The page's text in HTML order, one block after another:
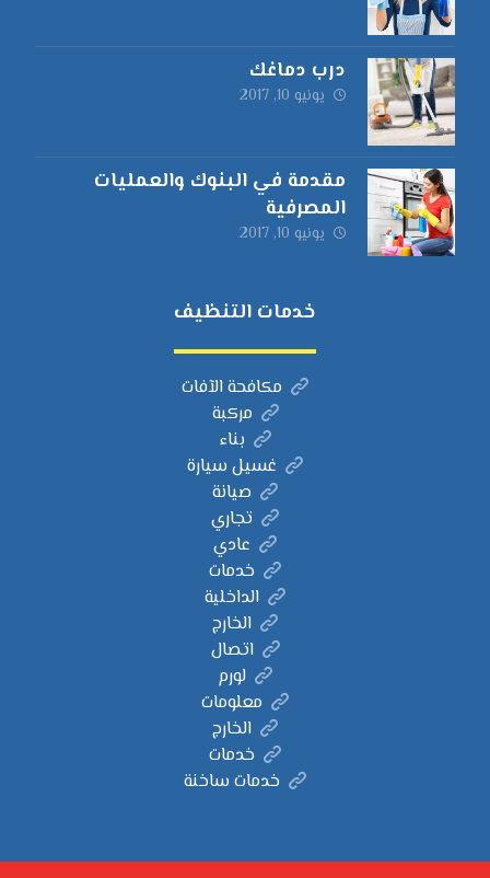
درب دماغك
يونيو 10, 2017
مقدمة في البنوك والعمليات
المصرفية
يونيو 10, 2017
خدمات التنظيف
مكافحة الآفات
مركبة
بناء
غسيل سيارة
صيانة
تجاري
عادي
خدمات
الداخلية
الخارج
اتصال
لورم
معلومات
الخارج
خدمات
خدمات ساخنة